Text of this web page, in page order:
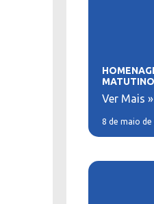
MATUTINO
Ver Mais »
8 de maio de